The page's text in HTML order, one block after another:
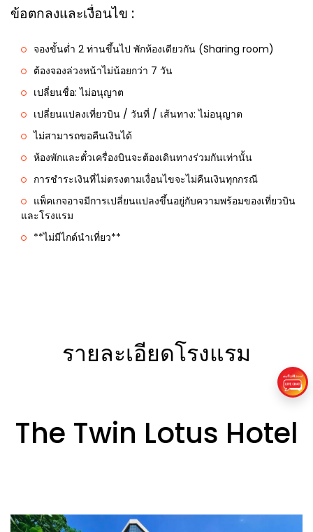
ข้อตกลงและเงื่อนไข :
จองขั้นต่ำ 2 ท่านขึ้นไป พักห้องเดียวกัน (Sharing room)
ต้องจองล่วงหน้าไม่น้อยกว่า 7 วัน
เปลี่ยนชื่อ: ไม่อนุญาต
เปลี่ยนแปลงเที่ยวบิน / วันที่ / เส้นทาง: ไม่อนุญาต
ไม่สามารถขอคืนเงินได้
ห้องพักและตั๋วเครื่องบินจะต้องเดินทางร่วมกันเท่านั้น
การชำระเงินที่ไม่ตรงตามเงื่อนไขจะไม่คืนเงินทุกกรณี
แพ็คเกจอาจมีการเปลี่ยนแปลงขึ้นอยู่กับความพร้อมของเที่ยวบิน
และโรงแรม
**ไม่มีไกด์นำเที่ยว**
รายละเอียดโรงแรม
The Twin Lotus Hotel